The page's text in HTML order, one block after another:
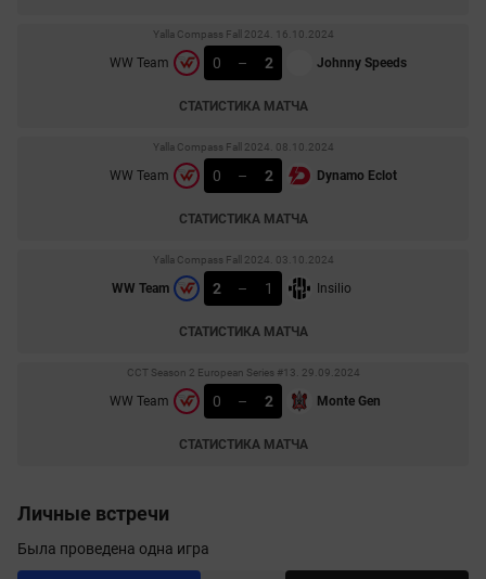
Yalla Compass Fall 2024. 16.10.2024
WW Team 0 – 2 Johnny Speeds
СТАТИСТИКА МАТЧА
Yalla Compass Fall 2024. 08.10.2024
WW Team 0 – 2 Dynamo Eclot
СТАТИСТИКА МАТЧА
Yalla Compass Fall 2024. 03.10.2024
WW Team 2 – 1 Insilio
СТАТИСТИКА МАТЧА
CCT Season 2 European Series #13. 29.09.2024
WW Team 0 – 2 Monte Gen
СТАТИСТИКА МАТЧА
Личные встречи
Была проведена одна игра